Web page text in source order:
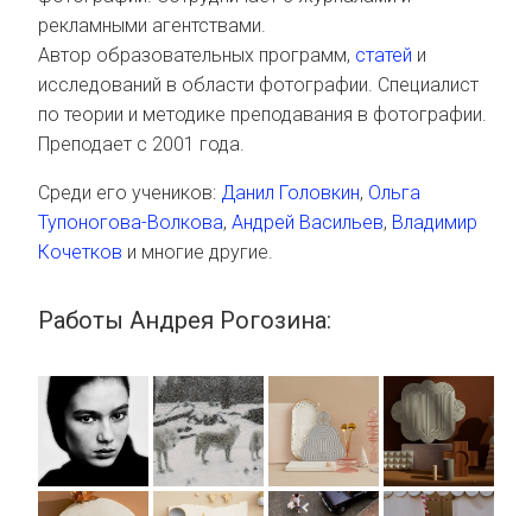
рекламными агентствами.
Автор образовательных программ, статей и
исследований в области фотографии. Специалист
по теории и методике преподавания в фотографии.
Преподает с 2001 года.
Среди его учеников: Данил Головкин, Ольга
Тупоногова-Волкова, Андрей Васильев, Владимир
Кочетков и многие другие.
Работы Андрея Рогозина: